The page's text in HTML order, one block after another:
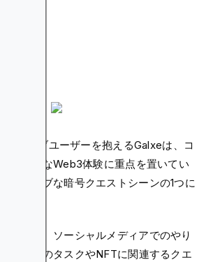
クティブユーザーを抱えるGalxeは、コ
スムーズなWeb3体験に重点を置いてい
イティブな暗号クエストシーンの1つに
ムには、ソーシャルメディアでのやり
チェーンのタスクやNFTに関連するクエ